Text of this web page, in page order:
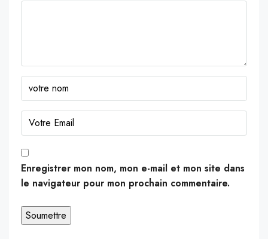
Enregistrer mon nom, mon e-mail et mon site dans
le navigateur pour mon prochain commentaire.